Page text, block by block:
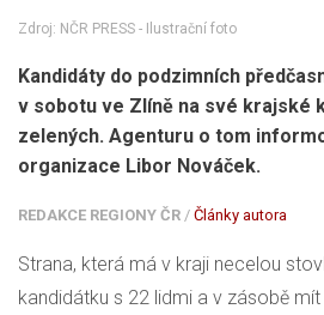
Zdroj: NČR PRESS - Ilustrační foto
Kandidáty do podzimních
v sobotu ve Zlíně na své krajské
zelených. Agenturu o tom
organizace Libor Nováček.
REDAKCE REGIONY ČR / Články autora
Strana, která má v kraji necelou
kandidátku s 22 lidmi a v zásobě